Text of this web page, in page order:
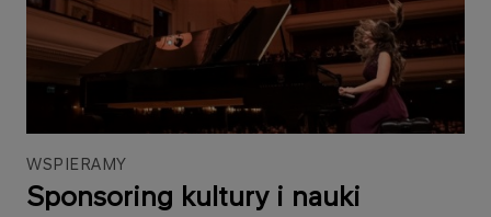
WSPIERAMY
Sponsoring kultury i nauki